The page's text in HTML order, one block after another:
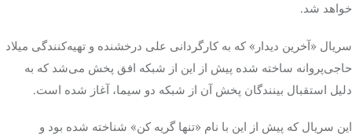
خواهد شد.
سریال «آخرین دیدار» که به کارگردانی علی درخشنده و تهیه‌کنندگی میلاد
حاجی‌پروانه ساخته شده پیش از این از شبکه افق پخش می‌شد که به
دلیل استقبال بینندگان پخش آن از شبکه دو سیما، آغاز شده است.
این سریال که پیش از این با نام «تنها گریه کن» شناخته شده بود و